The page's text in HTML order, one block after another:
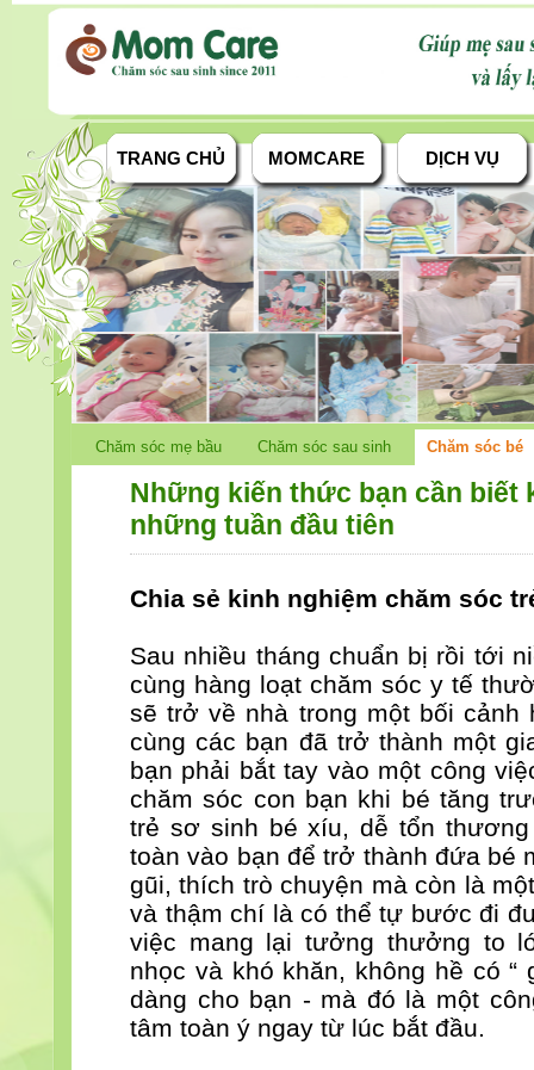
TRANG CHỦ MOMCARE DỊCH VỤ
Chăm sóc mẹ bầu Chăm sóc sau sinh Chăm sóc bé
Những kiến thức bạn cần biết
những tuần đầu tiên
Chia sẻ kinh nghiệm chăm sóc
Sau nhiều tháng chuẩn bị rồi tới
cùng hàng loạt chăm sóc y tế
sẽ trở về nhà trong một bối cảnh
cùng các bạn đã trở thành một
bạn phải bắt tay vào một công
chăm sóc con bạn khi bé tăng
trẻ sơ sinh bé xíu, dễ tổn
toàn vào bạn để trở thành đứa bé
gũi, thích trò chuyện mà còn là
và thậm chí là có thể tự bước đi
việc mang lại tưởng thưởng to
nhọc và khó khăn, không hề có “
dàng cho bạn - mà đó là một
tâm toàn ý ngay từ lúc bắt đầu.